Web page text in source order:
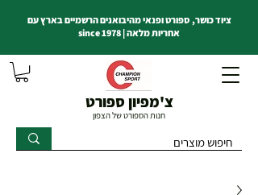
צ'מפיון ספורט
חנות הספורט של הצפון
ציוד כושר, ספורט ופנאי מהיבואנים הרשמיים בארץ עם
אחריות מלאה | since 1978